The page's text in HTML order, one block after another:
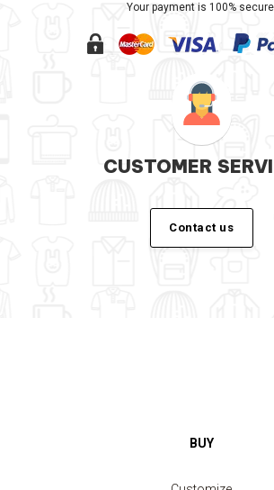
Your payment is 100%
CUSTOMER
Contact us
BUY